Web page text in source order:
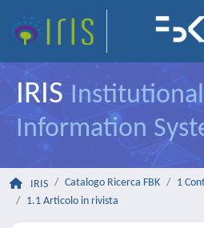
IRIS
Information
IRIS Catalogo Ricerca FBK
1
1.1 Articolo in rivista